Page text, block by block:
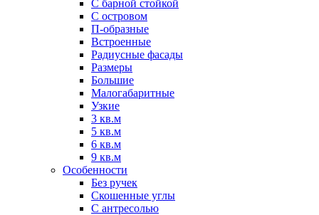
С барной стойкой
С островом
П-образные
Встроенные
Радиусные фасады
Размеры
Большие
Малогабаритные
Узкие
3 кв.м
5 кв.м
6 кв.м
9 кв.м
Особенности
Без ручек
Скошенные углы
С антресолью